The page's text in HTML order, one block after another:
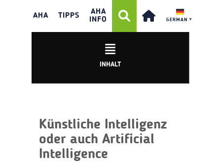
AHA TIPPS
AHA
INFO
GERMAN ▼
INTELLIGENZ
INHALT
Künstliche Intelligenz
oder auch Artificial
Intelligence